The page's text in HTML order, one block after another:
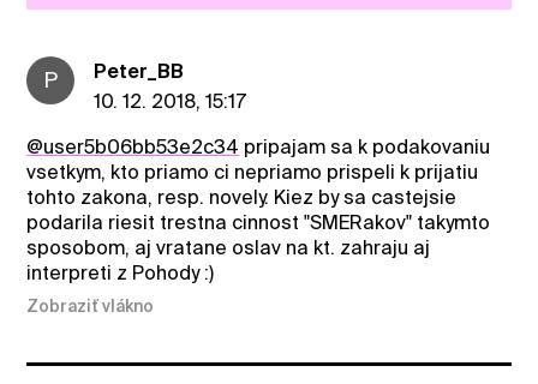
P
Peter_BB
10. 12. 2018, 15:17
@user5b06bb53e2c34 pripajam sa k podakovaniu
vsetkym, kto priamo ci nepriamo prispeli k prijatiu
tohto zakona, resp. novely. Kiez by sa castejsie
podarila riesit trestna cinnost "SMERakov" takymto
sposobom, aj vratane oslav na kt. zahraju aj
interpreti z Pohody :)
Zobraziť vlákno